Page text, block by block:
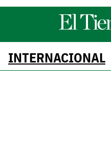
INTERNACIONAL